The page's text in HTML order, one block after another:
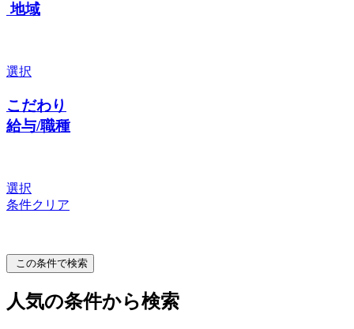
地域
選択
こだわり
給与/職種
選択
条件クリア
この条件で検索
人気の条件から検索